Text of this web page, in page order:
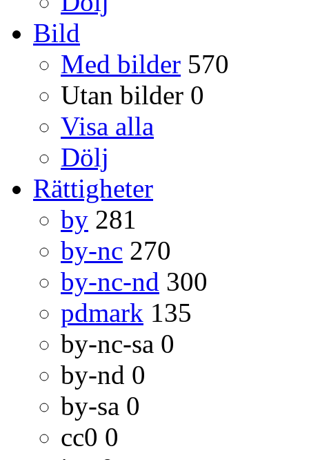
Bild
Med bilder 570
Utan bilder 0
Visa alla
Dölj
Rättigheter
by 281
by-nc 270
by-nc-nd 300
pdmark 135
by-nc-sa 0
by-nd 0
by-sa 0
cc0 0